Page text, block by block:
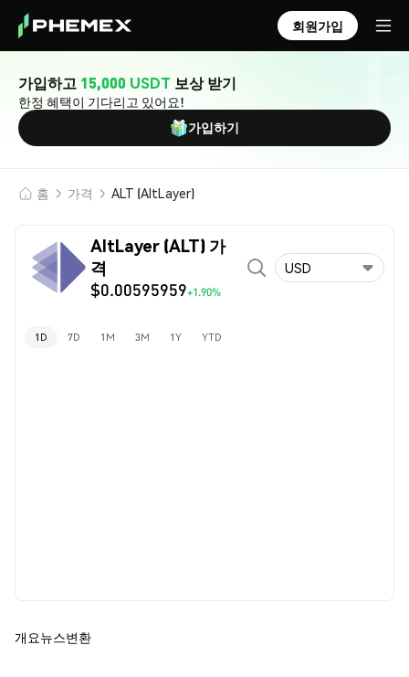
회원가입
가입하고 15,000 USDT 보상 받기
한정 혜택이 기다리고 있어요!
가입하기
홈 가격 ALT (AltLayer)
AltLayer (ALT) 가
격
$0.00595959+1.90%
USD
1D 7D 1M 3M 1Y YTD
개요뉴스변환